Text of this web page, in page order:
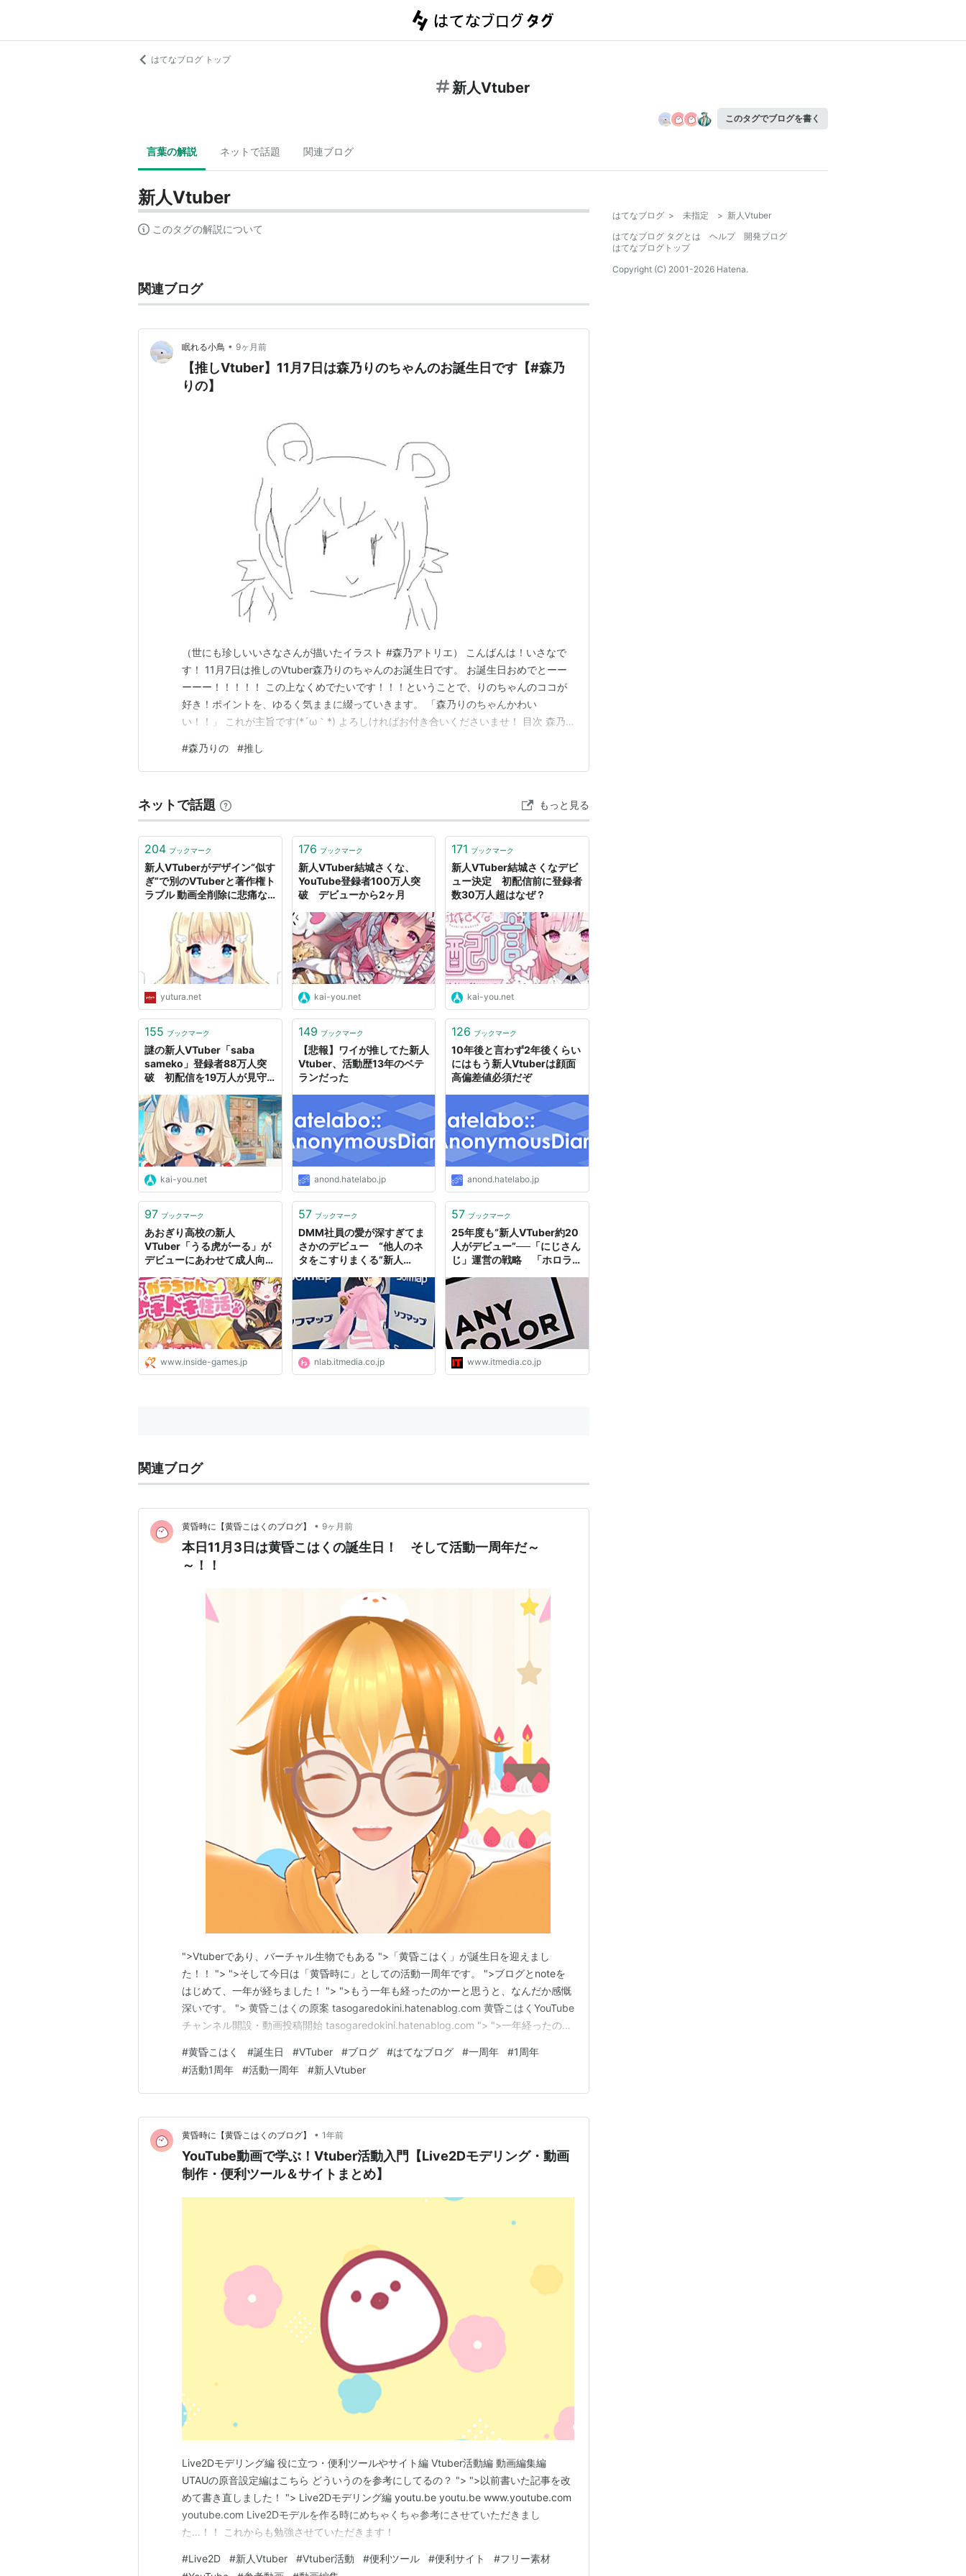
はてなブログ トップ
新人Vtuber
このタグでブログを書く
言葉の解説 ネットで話題 関連ブログ
新人Vtuber
このタグの解説について
関連ブログ
眠れる小鳥 • 9ヶ月前
【推しVtuber】11月7日は森乃りのちゃんのお誕生日です【#森乃
りの】
（世にも珍しいいさなさんが描いたイラスト #森乃アトリエ） こんばんは！いさなで
す！ 11月7日は推しのVtuber森乃りのちゃんのお誕生日です。 お誕生日おめでとーー
ーーー！！！！！ この上なくめでたいです！！！ということで、りのちゃんのココが
好き！ポイントを、ゆるく気ままに綴っていきます。 「森乃りのちゃんかわい
い！！」 これが主旨です(*´ω｀*) よろしければお付き合いくださいませ！ 目次 森乃
「森乃りのちゃんは2025年5月30日に初配信を迎えた新人VTuberです！ ゆるっとした
ピンク色…
#森乃りの #推し
ネットで話題 もっと見る
204 ブックマーク
新人VTuberがデザイン“似す
ぎ”で別のVTuberと著作権ト
ラブル 動画全削除に悲痛な
ース | ユーチュラ
yutura.net
176 ブックマーク
新人VTuber結城さくな、
YouTube登録者100万人突
破 デビューから2ヶ月
kai-you.net
171 ブックマーク
新人VTuber結城さくなデビ
ュー決定 初配信前に登録者
数30万人超はなぜ？
kai-you.net
155 ブックマーク
謎の新人VTuber「saba
sameko」登録者88万人突
破 初配信を19万人が見守
kai-you.net
149 ブックマーク
【悲報】ワイが推してた新人
Vtuber、活動歴13年のベテ
ランだった
anond.hatelabo.jp
126 ブックマーク
10年後と言わず2年後くらい
にはもう新人Vtuberは顔面
高偏差値必須だぞ
anond.hatelabo.jp
97 ブックマーク
あおぎり高校の新人
VTuber「うる虎がーる」が
デビューにあわせて成人向け
画、開発、イラストなど全て
を自身で手掛ける | インサイ
ド
www.inside-games.jp
57 ブックマーク
DMM社員の愛が深すぎてま
さかのデビュー “他人のネ
タをこすりまくる”新人
ぶ攻めてる - ねとらぼ
nlab.itmedia.co.jp
57 ブックマーク
25年度も“新人VTuber約20
人がデビュー”──「にじさん
じ」運営の戦略 「ホロライ
いは？
www.itmedia.co.jp
関連ブログ
黄昏時に【黄昏こはくのブログ】 • 9ヶ月前
本日11月3日は黄昏こはくの誕生日！ そして活動一周年だ～
～！！
">Vtuberであり、バーチャル生物でもある ">「黄昏こはく」が誕生日を迎えまし
た！！ "> ">そして今日は「黄昏時に」としての活動一周年です。 ">ブログとnoteを
はじめて、一年が経ちました！ "> ">もう一年も経ったのかーと思うと、なんだか感慨
深いです。 "> 黄昏こはくの原案 tasogaredokini.hatenablog.com 黄昏こはくYouTube
チャンネル開設・動画投稿開始 tasogaredokini.hatenablog.com "> ">一年経ったの
った。
#黄昏こはく #誕生日 #VTuber #ブログ #はてなブログ #一周年 #1周年
#活動1周年 #活動一周年 #新人Vtuber
黄昏時に【黄昏こはくのブログ】 • 1年前
YouTube動画で学ぶ！Vtuber活動入門【Live2Dモデリング・動画
制作・便利ツール＆サイトまとめ】
Live2Dモデリング編 役に立つ・便利ツールやサイト編 Vtuber活動編 動画編集編
UTAUの原音設定編はこちら どういうのを参考にしてるの？ "> ">以前書いた記事を改
めて書き直しました！ "> Live2Dモデリング編 youtu.be youtu.be www.youtube.com
youtube.com Live2Dモデルを作る時にめちゃくちゃ参考にさせていただきまし
た…！！ これからも勉強させていただきます！
#Live2D #新人Vtuber #Vtuber活動 #便利ツール #便利サイト #フリー素材
はてなブログ > 未指定 > 新人Vtuber
はてなブログ タグとは
ヘルプ
開発ブログ
はてなブログトップ
Copyright (C) 2001-2026 Hatena.